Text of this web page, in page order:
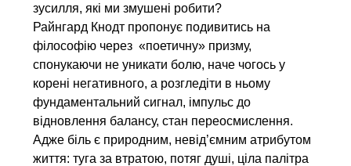
зусилля, які ми змушені робити?
Райнгард Кнодт пропонує подивитись на
філософію через «поетичну» призму,
спонукаючи не уникати болю, наче чогось у
корені негативного, а розгледіти в ньому
фундаментальний сигнал, імпульс до
відновлення балансу, стан переосмислення.
Адже біль є природним, невід’ємним атрибутом
життя: туга за втратою, потяг душі, ціла палітра